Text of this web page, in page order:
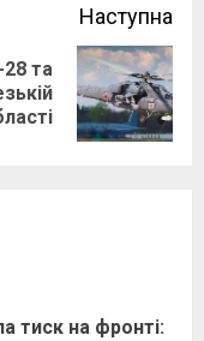
Наступна
28 та
тиск на фронті: